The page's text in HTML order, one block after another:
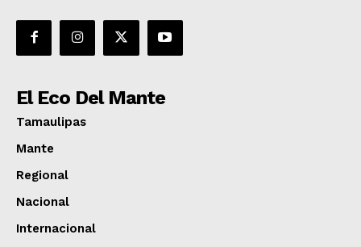
El Eco Del Mante
Tamaulipas
Mante
Regional
Nacional
Internacional